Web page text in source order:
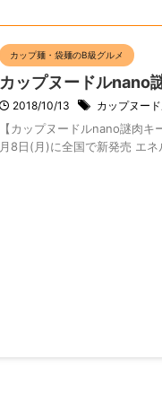
カップ麺・袋麺のB級グルメ
カップヌードルnano
2018/10/13 カップヌー
【カップヌードルnano謎肉
月8日(月)に全国で新発売 エ